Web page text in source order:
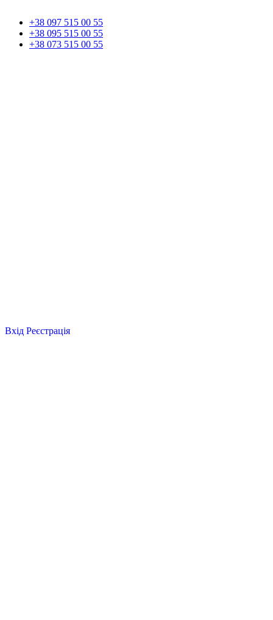
+38 097 515 00 55
+38 095 515 00 55
+38 073 515 00 55
Вхід Реєстрація